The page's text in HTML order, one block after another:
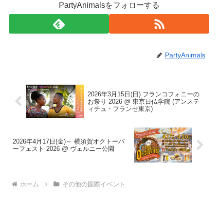
PartyAnimalsをフォローする
PartyAnimals
2026年3月15日(日) フランコフォニーの
お祭り 2026 @ 東京日仏学院 (アンステ
ィチュ・フランセ東京)
2026年4月17日(金)～ 横須賀オクトーバ
ーフェスト 2026 @ ヴェルニー公園
ホーム その他の国際イベント